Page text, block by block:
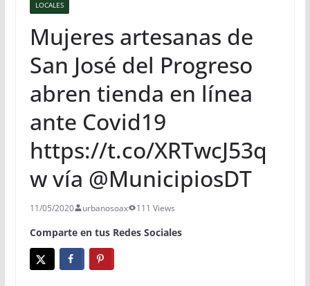
LOCALES
Mujeres artesanas de
San José del Progreso
abren tienda en línea
ante Covid19
https://t.co/XRTwcJ53q
w vía @MunicipiosDT
11/05/2020 urbanosoax 111 Views
Comparte en tus Redes Sociales